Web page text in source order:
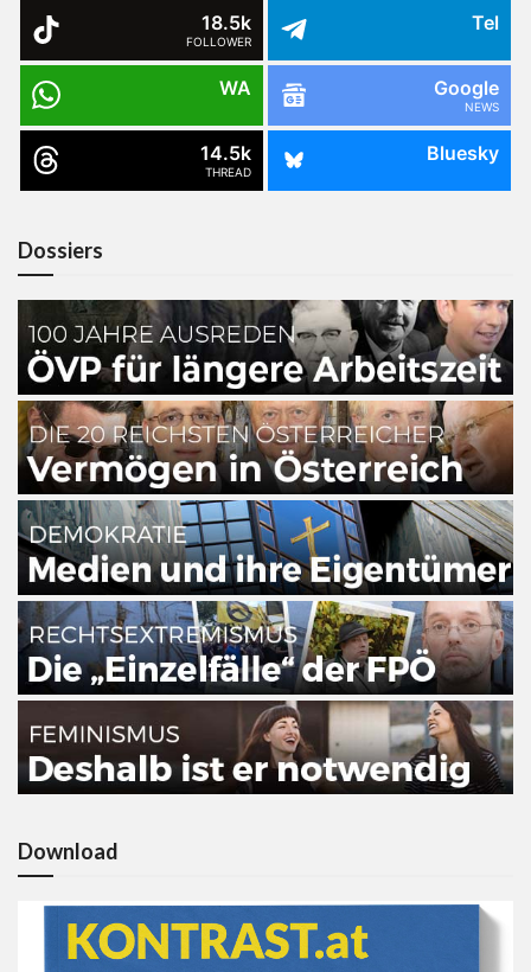
18.5k
FOLLOWER
Tel
WA Google
NEWS
14.5k
THREAD
Bluesky
Dossiers
Download